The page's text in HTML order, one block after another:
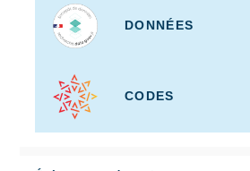
DONNÉES
CODES